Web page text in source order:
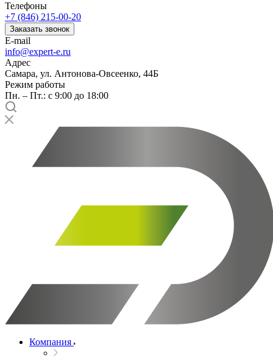
Телефоны
+7 (846) 215-00-20
Заказать звонок
E-mail
info@expert-e.ru
Адрес
Самара, ул. Антонова-Овсеенко, 44Б
Режим работы
Пн. – Пт.: с 9:00 до 18:00
Компания